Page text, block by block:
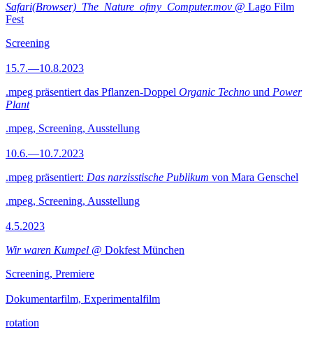
Safari(Browser)_The_Nature_ofmy_Computer.mov @ Lago Film
Fest
Screening
15.7.—10.8.2023
.mpeg präsentiert das Pflanzen-Doppel Organic Techno und Power
Plant
.mpeg, Screening, Ausstellung
10.6.—10.7.2023
.mpeg präsentiert: Das narzisstische Publikum von Mara Genschel
.mpeg, Screening, Ausstellung
4.5.2023
Wir waren Kumpel @ Dokfest München
Screening, Premiere
Dokumentarfilm, Experimentalfilm
rotation